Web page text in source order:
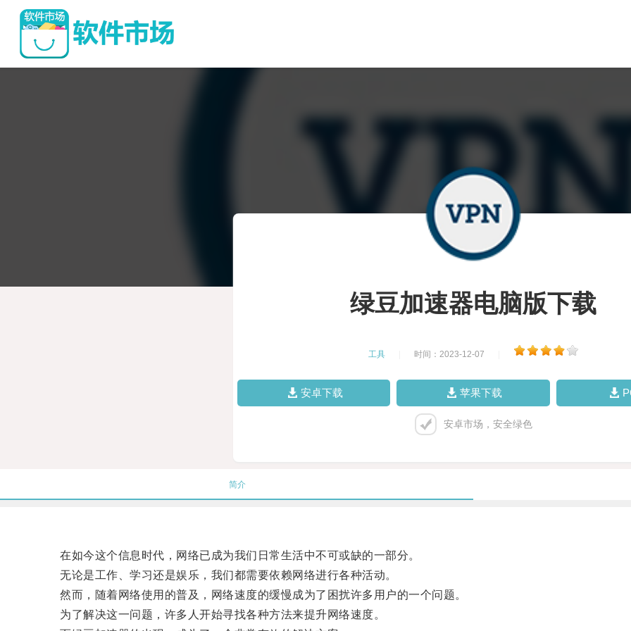
绿豆加速器电脑版下载
工具 时间：2023-12-07
安卓下载 苹果下载
安卓市场，安全绿色
简介
在如今这个信息时代，网络已成为我们日常生活中不可或缺的一部分。
无论是工作、学习还是娱乐，我们都需要依赖网络进行各种活动。
然而，随着网络使用的普及，网络速度的缓慢成为了困扰许多用户的一个问题。
为了解决这一问题，许多人开始寻找各种方法来提升网络速度。